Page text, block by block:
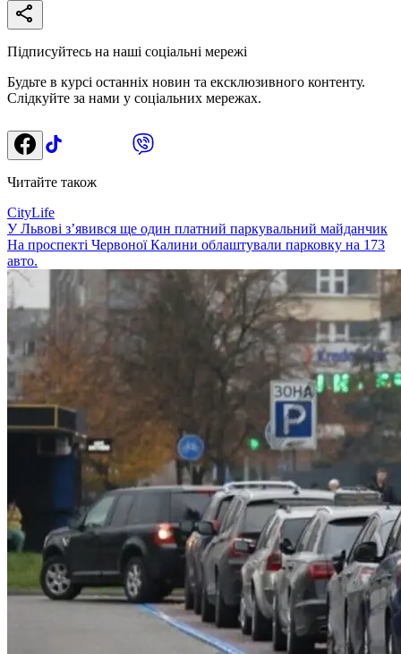
Підписуйтесь на наші соціальні мережі
Будьте в курсі останніх новин та ексклюзивного контенту.
Слідкуйте за нами у соціальних мережах.
Читайте також
CityLife
У Львові з’явився ще один платний паркувальний майданчик
На проспекті Червоної Калини облаштували парковку на 173
авто.